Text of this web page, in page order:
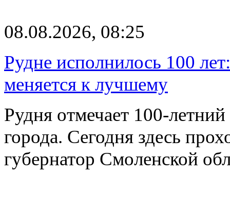
08.08.2026, 08:25
Рудне исполнилось 100
меняется к лучшему
Рудня отмечает 100-
города. Сегодня здесь
губернатор Смоленской